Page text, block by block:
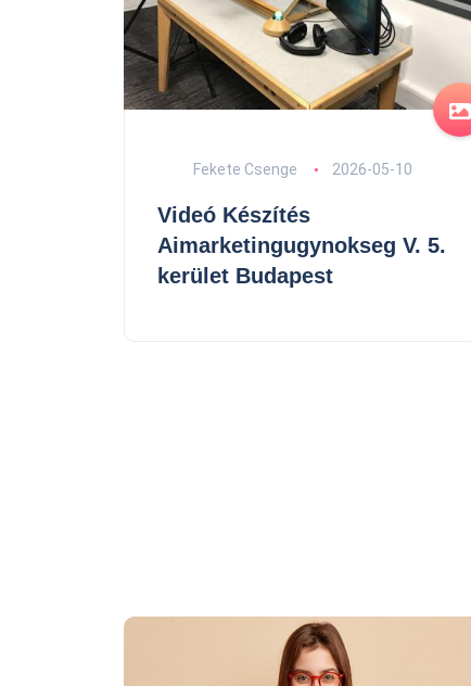
Fekete Csenge 2026-05-10
Videó Készítés
Aimarketingugynokseg V. 5.
kerület Budapest